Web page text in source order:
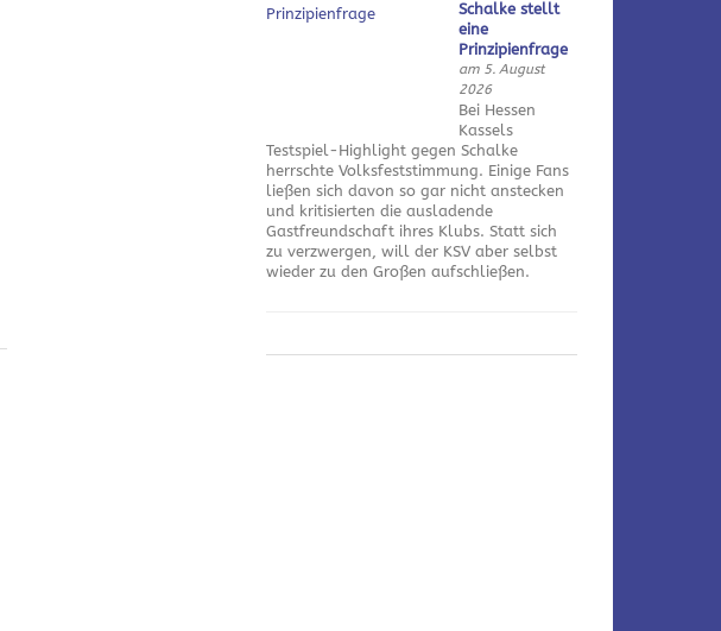
Schalke stellt
eine
Prinzipienfrage
am 5. August
2026
Bei Hessen
Kassels
Testspiel-Highlight gegen Schalke
herrschte Volksfeststimmung. Einige Fans
ließen sich davon so gar nicht anstecken
und kritisierten die ausladende
Gastfreundschaft ihres Klubs. Statt sich
zu verzwergen, will der KSV aber selbst
wieder zu den Großen aufschließen.